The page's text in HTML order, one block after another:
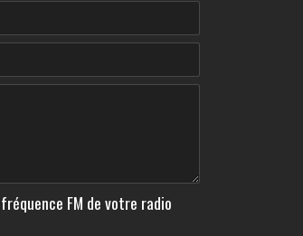
FM de votre radio